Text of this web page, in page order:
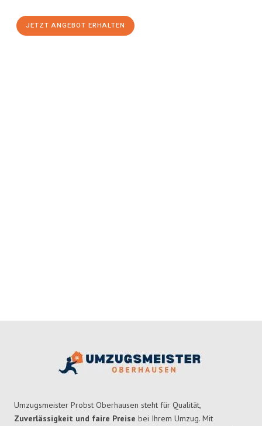
JETZT ANGEBOT ERHALTEN
Umzugsmeister Probst Oberhausen steht für Qualität,
Zuverlässigkeit und faire Preise bei Ihrem Umzug. Mit